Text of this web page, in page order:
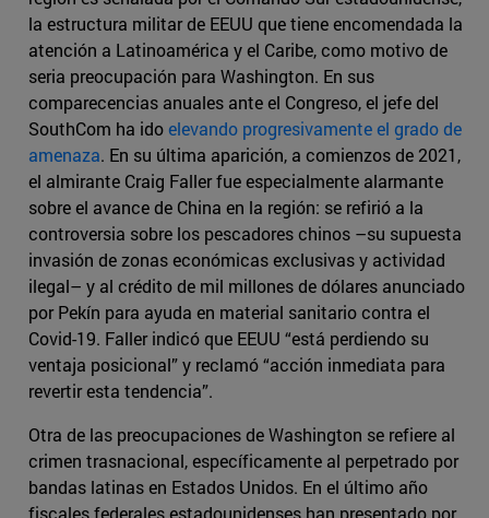
la estructura militar de EEUU que tiene encomendada la
atención a Latinoamérica y el Caribe, como motivo de
seria preocupación para Washington. En sus
comparecencias anuales ante el Congreso, el jefe del
SouthCom ha idoelevando progresivamente el grado de
amenaza. En su última aparición, a comienzos de 2021,
el almirante Craig Faller fue especialmente alarmante
sobre el avance de China en la región: se refirió a la
controversia sobre los pescadores chinos –su supuesta
invasión de zonas económicas exclusivas y actividad
ilegal– y al crédito de mil millones de dólares anunciado
por Pekín para ayuda en material sanitario contra el
Covid-19. Faller indicó que EEUU “está perdiendo su
ventaja posicional” y reclamó “acción inmediata para
revertir esta tendencia”.
Otra de las preocupaciones de Washington se refiere al
crimen trasnacional, específicamente al perpetrado por
bandas latinas en Estados Unidos. En el último año
fiscales federales estadounidenses han presentado por